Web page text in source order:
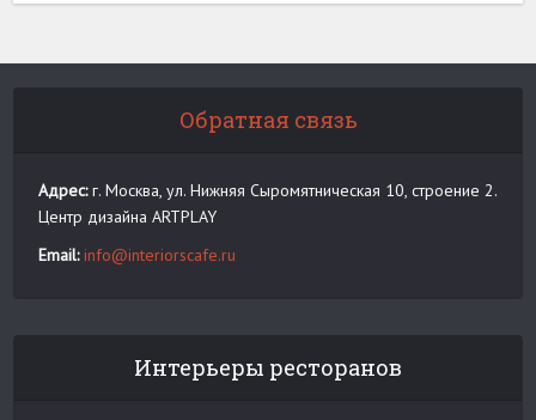
Обратная связь
Адрес:г. Москва, ул. Нижняя Сыромятническая 10, строение 2.
Центр дизайна ARTPLAY
Email: info@interiorscafe.ru
Интерьеры ресторанов